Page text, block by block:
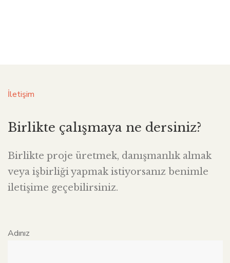
İletişim
Birlikte çalışmaya ne dersiniz?
Birlikte proje üretmek, danışmanlık almak
veya işbirliği yapmak istiyorsanız benimle
iletişime geçebilirsiniz.
Adınız